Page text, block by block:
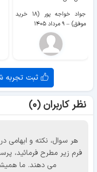
جواد خواجه پور (۱۸ خرید
موفق) – ۹ مرداد ۱۴۰۵
ثبت تجربه
نظر کاربران (۰)
هر سوال، نکته و ابهامی
فرم زیر مطرح فرمائید،
می دهند. ما